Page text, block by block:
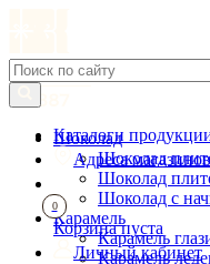
Шоколад
Шоколад
Шоколад
Шоколад с
Карамель
Карамель
Карамель
Каталоги
Адреса магазинов
0
Корзина пуста
Личный кабинет